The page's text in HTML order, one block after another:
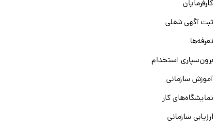
کارفرمایان
ثبت آگهی شغلی
تعرفه‌ها
برون‌سپاری استخدام
آموزش سازمانی
نمایشگاه‌های کار
ارزیابی سازمانی